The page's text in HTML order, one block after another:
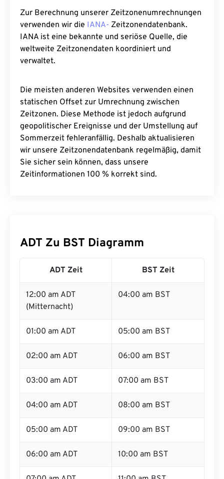
Zur Berechnung unserer Zeitzonenumrechnungen
verwenden wir die IANA- Zeitzonendatenbank.
IANA ist eine bekannte und seriöse Quelle, die
weltweite Zeitzonendaten koordiniert und
verwaltet.
Die meisten anderen Websites verwenden einen
statischen Offset zur Umrechnung zwischen
Zeitzonen. Diese Methode ist jedoch aufgrund
geopolitischer Ereignisse und der Umstellung auf
Sommerzeit fehleranfällig. Deshalb aktualisieren
wir unsere Zeitzonendatenbank regelmäßig, damit
Sie sicher sein können, dass unsere
Zeitinformationen 100 % korrekt sind.
ADT Zu BST Diagramm
ADT Zeit BST Zeit
12:00 am ADT
(Mitternacht)
04:00 am BST
01:00 am ADT 05:00 am BST
02:00 am ADT 06:00 am BST
03:00 am ADT 07:00 am BST
04:00 am ADT 08:00 am BST
05:00 am ADT 09:00 am BST
06:00 am ADT 10:00 am BST